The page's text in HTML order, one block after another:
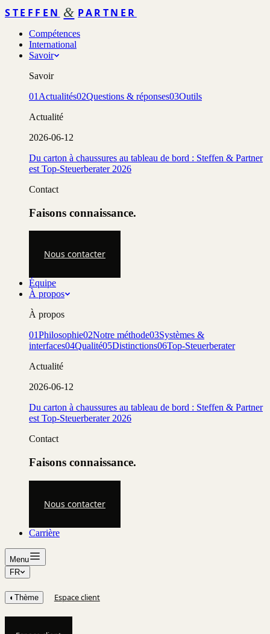
STEFFEN & PARTNER
Compétences
International
Savoir
Savoir
01 Actualités02Questions & réponses03Outils
Actualité
2026-06-12
Du carton à chaussures au tableau de bord : Steffen & Partner
est Top-Steuerberater 2026
Contact
Faisons connaissance.
Nous contacter
Équipe
À propos
À propos
01Philosophie02Notre méthode03Systèmes &
interfaces04Qualité05Distinctions06Top-Steuerberater
Actualité
2026-06-12
Du carton à chaussures au tableau de bord : Steffen & Partner
est Top-Steuerberater 2026
Contact
Faisons connaissance.
Nous contacter
Carrière
Menu
FR
◐ Thème Espace client